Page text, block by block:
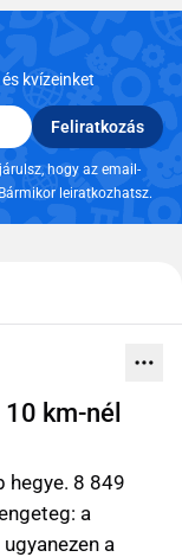
kvízeinket
Feliratkozás
hogy az email-
leiratkozhatsz.
km-nél
hegye. 8 849
a
a